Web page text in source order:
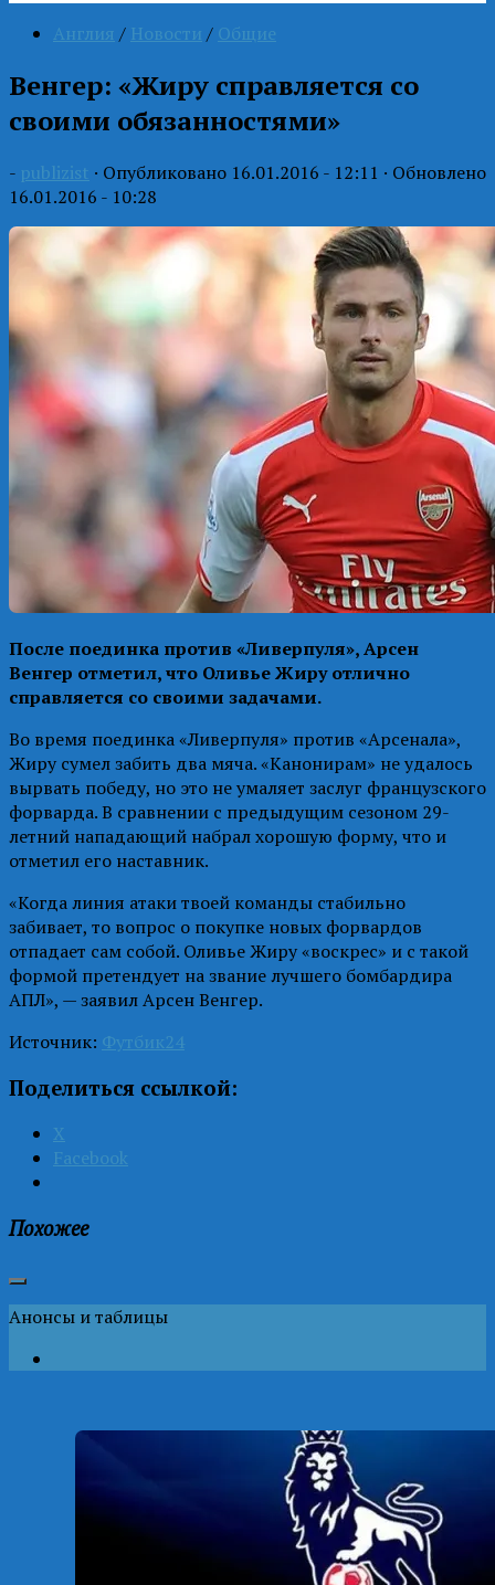
Англия / Новости / Общие
Венгер: «Жиру справляется со
своими обязанностями»
- publizist · Опубликовано 16.01.2016 - 12:11 · Обновлено
16.01.2016 - 10:28
После поединка против «Ливерпуля», Арсен
Венгер отметил, что Оливье Жиру отлично
справляется со своими задачами.
Во время поединка «Ливерпуля» против «Арсенала»,
Жиру сумел забить два мяча. «Канонирам» не удалось
вырвать победу, но это не умаляет заслуг французского
форварда. В сравнении с предыдущим сезоном 29-
летний нападающий набрал хорошую форму, что и
отметил его наставник.
«Когда линия атаки твоей команды стабильно
забивает, то вопрос о покупке новых форвардов
отпадает сам собой. Оливье Жиру «воскрес» и с такой
формой претендует на звание лучшего бомбардира
АПЛ», — заявил Арсен Венгер.
Источник: Футбик24
Поделиться ссылкой:
X
Facebook
Похожее
Анонсы и таблицы